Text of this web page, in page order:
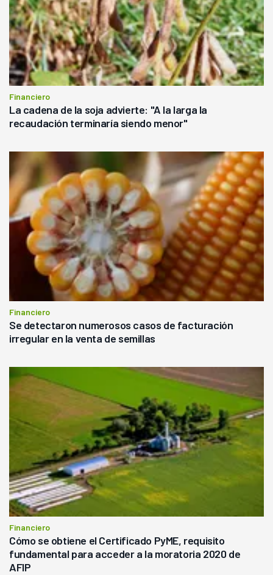
Financiero
La cadena de la soja advierte: "A la larga la
recaudación terminaría siendo menor"
Financiero
Se detectaron numerosos casos de facturación
irregular en la venta de semillas
Financiero
Cómo se obtiene el Certificado PyME, requisito
fundamental para acceder a la moratoria 2020 de
AFIP